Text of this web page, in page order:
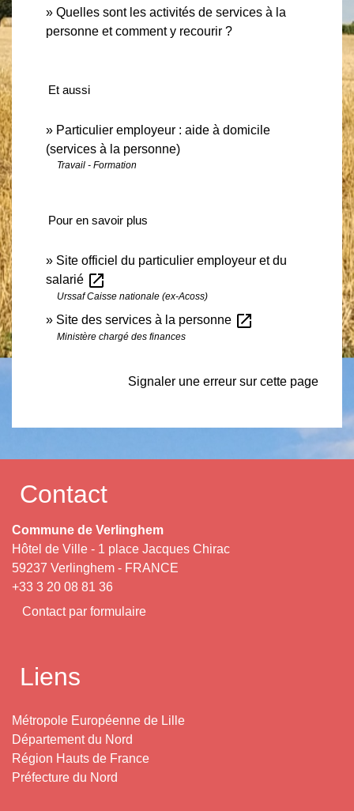
Quelles sont les activités de services à la
personne et comment y recourir ?
Et aussi
Particulier employeur : aide à domicile
(services à la personne)
Travail - Formation
Pour en savoir plus
Site officiel du particulier employeur et du
salarié open_in_new
Urssaf Caisse nationale (ex-Acoss)
Site des services à la personne open_in_new
Ministère chargé des finances
Signaler une erreur sur cette page
Contact
Commune de Verlinghem
Hôtel de Ville - 1 place Jacques Chirac
59237 Verlinghem - FRANCE
+33 3 20 08 81 36
Contact par formulaire
Liens
Métropole Européenne de Lille
Département du Nord
Région Hauts de France
Préfecture du Nord